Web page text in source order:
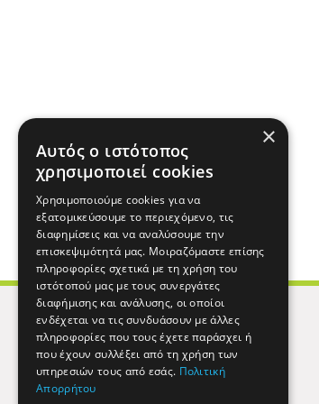
×
Αυτός ο ιστότοπος
χρησιμοποιεί cookies
Χρησιμοποιούμε cookies για να
εξατομικεύσουμε το περιεχόμενο, τις
διαφημίσεις και να αναλύσουμε την
επισκεψιμότητά μας. Μοιραζόμαστε επίσης
πληροφορίες σχετικά με τη χρήση του
ιστότοπού μας με τους συνεργάτες
διαφήμισης και ανάλυσης, οι οποίοι
ενδέχεται να τις συνδυάσουν με άλλες
πληροφορίες που τους έχετε παράσχει ή
που έχουν συλλέξει από τη χρήση των
υπηρεσιών τους από εσάς. Πολιτική
Απορρήτου